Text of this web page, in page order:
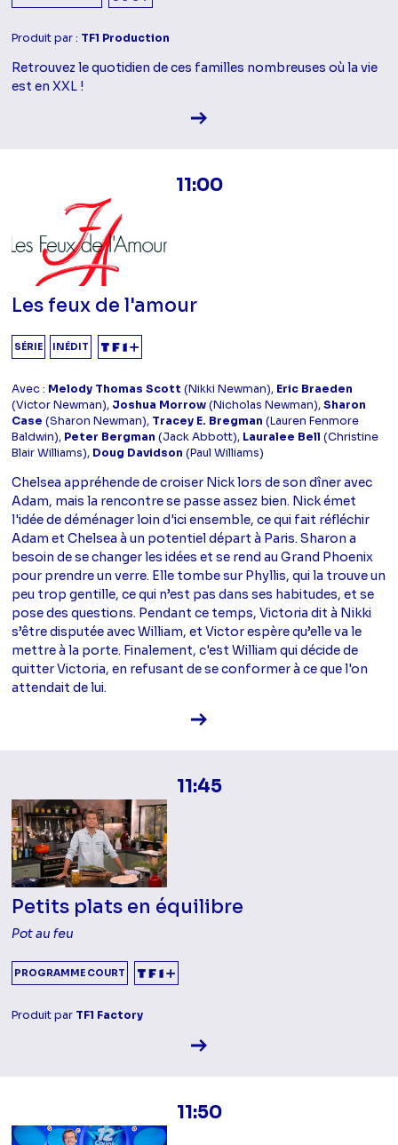
Produit par : TF1 Production
Retrouvez le quotidien de ces familles nombreuses où la vie
est en XXL !
Voir la fiche diffusion
11:00
Les feux de l'amour
SÉRIE INÉDIT
Avec : Melody Thomas Scott (Nikki Newman), Eric Braeden
(Victor Newman), Joshua Morrow(Nicholas Newman),Sharon
Case (Sharon Newman), Tracey E. Bregman (Lauren Fenmore
Baldwin), Peter Bergman (Jack Abbott), Lauralee Bell (Christine
Blair Williams), Doug Davidson (Paul Williams)
Chelsea appréhende de croiser Nick lors de son dîner avec
Adam, mais la rencontre se passe assez bien. Nick émet
l'idée de déménager loin d'ici ensemble, ce qui fait réfléchir
Adam et Chelsea à un potentiel départ à Paris. Sharon a
besoin de se changer les idées et se rend au Grand Phoenix
pour prendre un verre. Elle tombe sur Phyllis, qui la trouve un
peu trop gentille, ce qui n’est pas dans ses habitudes, et se
pose des questions. Pendant ce temps, Victoria dit à Nikki
s’être disputée avec William, et Victor espère qu’elle va le
mettre à la porte. Finalement, c'est William qui décide de
quitter Victoria, en refusant de se conformer à ce que l'on
attendait de lui.
Voir la fiche diffusion
11:45
Petits plats en équilibre
Pot au feu
PROGRAMME COURT
Produit par TF1 Factory
Voir la fiche diffusion
11:50